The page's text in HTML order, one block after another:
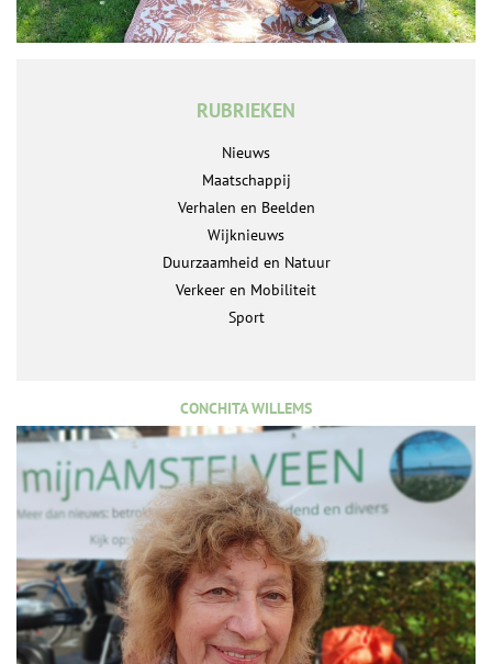
RUBRIEKEN
Nieuws
Maatschappij
Verhalen en Beelden
Wijknieuws
Duurzaamheid en Natuur
Verkeer en Mobiliteit
Sport
CONCHITA WILLEMS